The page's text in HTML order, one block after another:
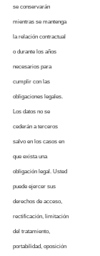
se conservarán
mientras se mantenga
la relación contractual
o durante los años
necesarios para
cumplir con las
obligaciones legales.
Los datos no se
cederán a terceros
salvo en los casos en
que exista una
obligación legal. Usted
puede ejercer sus
derechos de acceso,
rectificación, limitación
del tratamiento,
portabilidad, oposición